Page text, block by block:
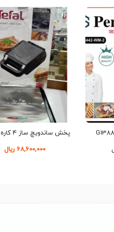
پخش ساندویچ ساز 4 کاره تفال AB
68,600,000 ریال